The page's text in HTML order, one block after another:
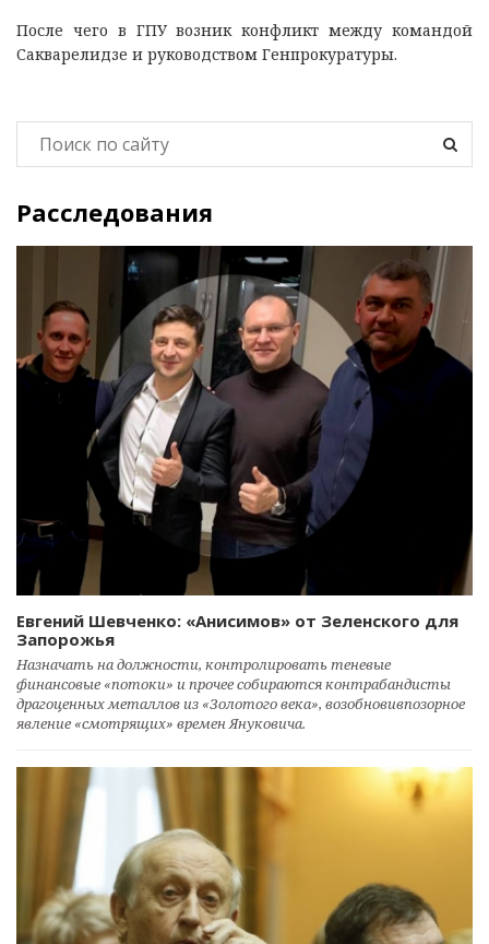
После чего в ГПУ возник конфликт между командой
Сакварелидзе и руководством Генпрокуратуры.
Расследования
Евгений Шевченко: «Анисимов» от Зеленского для
Запорожья
Назначать на должности, контролировать теневые
финансовые «потоки» и прочее собираются контрабандисты
драгоценных металлов из «Золотого века», возобновивпозорное
явление «смотрящих» времен Януковича.